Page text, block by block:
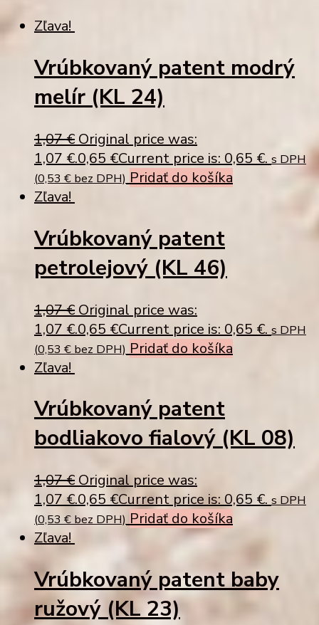
Zľava!
Vrúbkovaný patent modrý
melír (KL 24)
1,07€ Original price was:
1,07 €.0,65 €Current price is: 0,65 €. s DPH
(0,53 € bez DPH) Pridať do košíka
Zľava!
Vrúbkovaný patent
petrolejový (KL 46)
1,07€ Original price was:
1,07 €.0,65 €Current price is: 0,65 €. s DPH
(0,53 € bez DPH) Pridať do košíka
Zľava!
Vrúbkovaný patent
bodliakovo fialový (KL 08)
1,07€ Original price was:
1,07 €.0,65 €Current price is: 0,65 €. s DPH
(0,53 € bez DPH) Pridať do košíka
Zľava!
Vrúbkovaný patent baby
ružový (KL 23)